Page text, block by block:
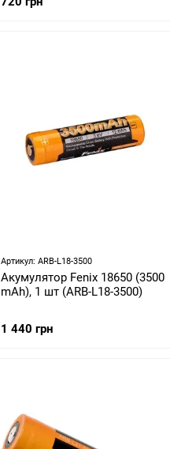
Артикул: ARB-L18-3500
Акумулятор Fenix 18650 (3500
mAh), 1 шт (ARB-L18-3500)
1 440 грн